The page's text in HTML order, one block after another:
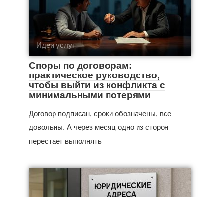
Идеи услуг
Споры по договорам:
практическое руководство,
чтобы выйти из конфликта с
минимальными потерями
Договор подписан, сроки обозначены, все
довольны. А через месяц одно из сторон
перестает выполнять